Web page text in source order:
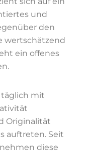
und
den
wertschätzend
ein offenes
täglich mit
Originalität
auftreten. Seit
diese